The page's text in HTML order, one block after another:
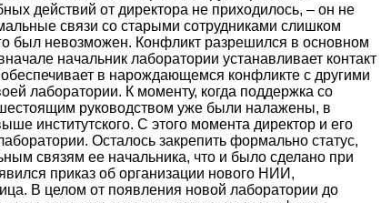
действий от директора не приходилось, – он не
связи со старыми сотрудниками слишком
был невозможен. Конфликт разрешился в основном
начальник лаборатории устанавливает контакт
в нарождающемся конфликте с другими
лаборатории. К моменту, когда поддержка со
руководством уже были налажены, в
институтского. С этого момента директор и его
Осталось закрепить формально статус,
связям ее начальника, что и было сделано при
приказ об организации нового НИИ,
В целом от появления новой лаборатории до